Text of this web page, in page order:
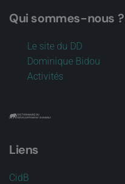
Qui sommes-nous ?
Le site du DD
Dominique Bidou
Activités
Liens
CidB